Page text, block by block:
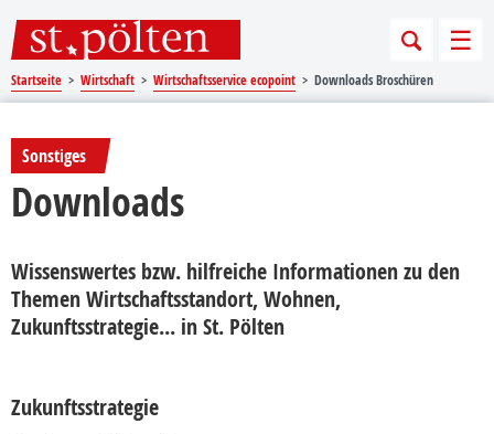
Startseite Wirtschaft Wirtschaftsservice ecopoint Downloads Broschüren
Sonstiges
Downloads
Wissenswertes bzw. hilfreiche Informationen zu den
Themen Wirtschaftsstandort, Wohnen,
Zukunftsstrategie... in St. Pölten
Zukunftsstrategie